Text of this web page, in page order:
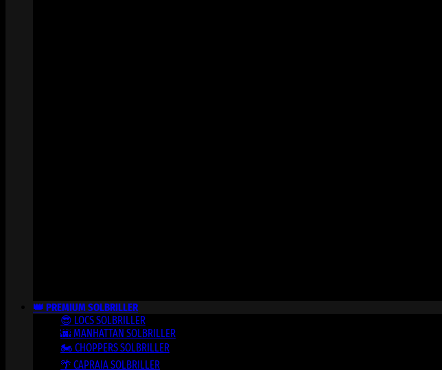
👑 PREMIUM SOLBRILLER
😎 LOCS SOLBRILLER
🌆 MANHATTAN SOLBRILLER
🏍️ CHOPPERS SOLBRILLER
🌴 CAPRAIA SOLBRILLER